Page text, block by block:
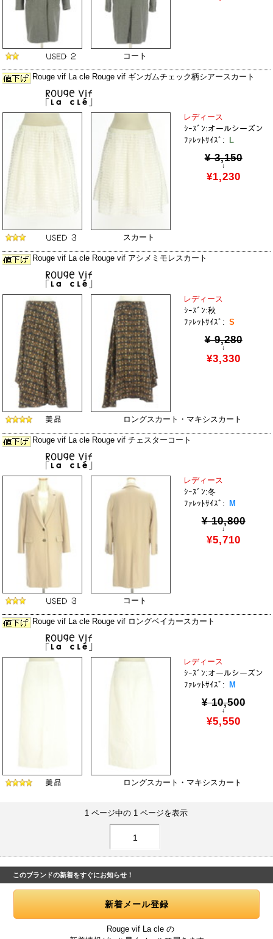
コート
Rouge vif La cle Rouge vif ギンガムチェック柄シアースカート
レディース
ｼｰｽﾞﾝ:オールシーズン
ﾌｧﾚｯﾄｻｲｽﾞ:
L
¥ 3,150
↓
¥1,230
スカート
Rouge vif La cle Rouge vif アシメミモレスカート
レディース
ｼｰｽﾞﾝ:秋
ﾌｧﾚｯﾄｻｲｽﾞ: S
¥ 9,280
↓
¥3,330
ロングスカート・マキシスカート
Rouge vif La cle Rouge vif チェスターコート
レディース
ｼｰｽﾞﾝ:冬
ﾌｧﾚｯﾄｻｲｽﾞ:
M
¥ 10,800
↓
¥5,710
コート
Rouge vif La cle Rouge vif ロングベイカースカート
レディース
ｼｰｽﾞﾝ:オールシーズン
ﾌｧﾚｯﾄｻｲｽﾞ:
M
¥ 10,500
↓
¥5,550
ロングスカート・マキシスカート
1 ページ中の 1 ページを表示
1
このブランドの新着をすぐにお知らせ！
Rouge vif La cle の